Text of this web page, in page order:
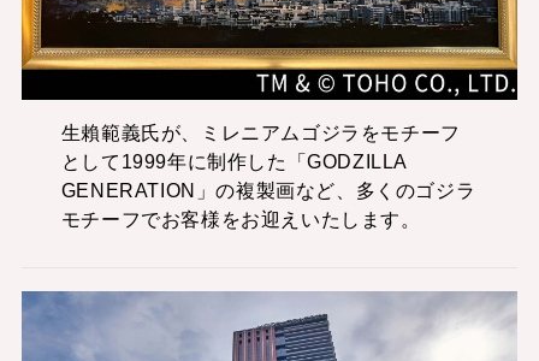
生賴範義氏が、ミレニアムゴジラをモチーフ
として1999年に制作した「GODZILLA
GENERATION」の複製画など、多くのゴジラ
モチーフでお客様をお迎えいたします。